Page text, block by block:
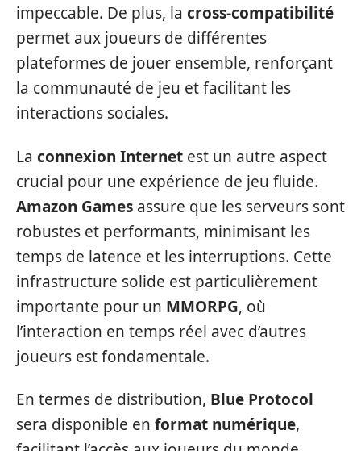
impeccable. De plus, la cross-compatibilité
permet aux joueurs de différentes
plateformes de jouer ensemble, renforçant
la communauté de jeu et facilitant les
interactions sociales.
La connexion Internet est un autre aspect
crucial pour une expérience de jeu fluide.
Amazon Games assure que les serveurs sont
robustes et performants, minimisant les
temps de latence et les interruptions. Cette
infrastructure solide est particulièrement
importante pour un MMORPG, où
l’interaction en temps réel avec d’autres
joueurs est fondamentale.
En termes de distribution, Blue Protocol
sera disponible en format numérique,